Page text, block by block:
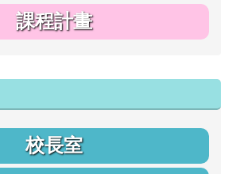
課程計畫
校長室